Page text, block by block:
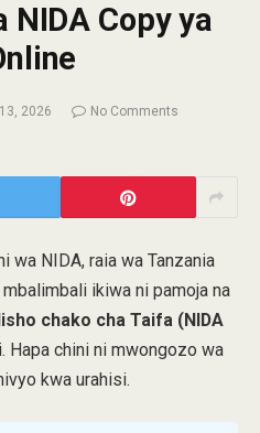
NIDA Copy ya
2026
No Comments
wa NIDA, raia wa Tanzania
ikiwa ni pamoja na
chako cha Taifa (NIDA
Hapa chini ni mwongozo wa
kwa urahisi.